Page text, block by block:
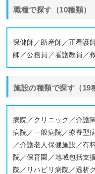
職種で探す（10種類）
保健師／助産師／正看護
師／公務員／看護教員／
施設の種類で探す（19
病院／クリニック／介護
病院／一般病院／療養型
／介護老人保健施設／有
院／保育園／地域包括支
院／リハビリ病院／透析